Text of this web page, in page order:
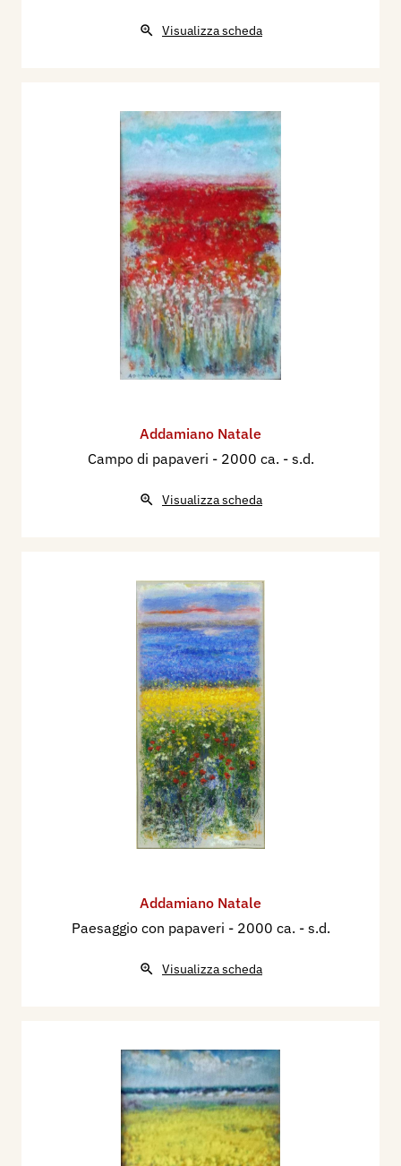
Visualizza scheda
Addamiano Natale
Campo di papaveri - 2000 ca. - s.d.
Visualizza scheda
Addamiano Natale
Paesaggio con papaveri - 2000 ca. - s.d.
Visualizza scheda